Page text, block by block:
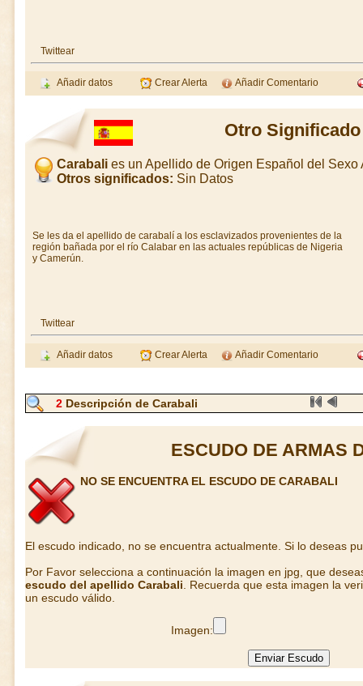
Twittear
Añadir datos Crear Alerta Añadir Comentario
Otro
Carabalies un Apellido de Origen Español del Sexo
Otros significados: Sin Datos
Se les da el apellido de carabalí a los esclavizados provenientes de la
región bañada por el río Calabar en las actuales repúblicas de Nigeria
y Camerún.
Twittear
Añadir datos Crear Alerta Añadir Comentario
2 Descripción de Carabali
ESCUDO DE ARMAS
NO SE ENCUENTRA EL ESCUDO DE CARABALI
El escudo indicado, no se encuentra actualmente. Si lo deseas
Por Favor selecciona a continuación la imagen en jpg, que
escudo del apellido Carabali . Recuerda que esta imagen la
un escudo válido.
Imagen: